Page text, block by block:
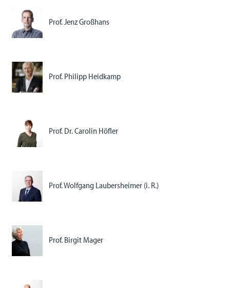
Prof. Jenz Großhans
Prof. Philipp Heidkamp
Prof. Dr. Carolin Höfler
Prof. Wolfgang Laubersheimer (i. R.)
Prof. Birgit Mager